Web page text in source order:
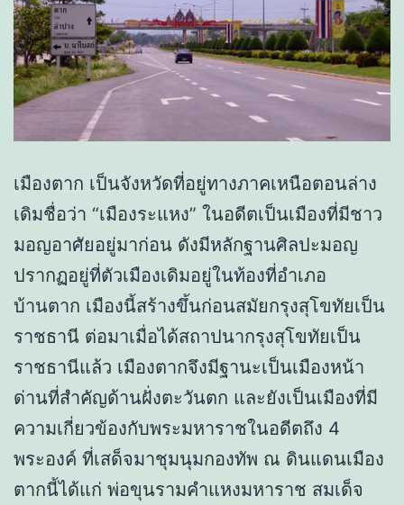
เมืองตาก เป็นจังหวัดที่อยู่ทางภาคเหนือตอนล่าง
เดิมชื่อว่า “เมืองระแหง” ในอดีตเป็นเมืองที่มีชาว
มอญอาศัยอยู่มาก่อน ดังมีหลักฐานศิลปะมอญ
ปรากฏอยู่ที่ตัวเมืองเดิมอยู่ในท้องที่อำเภอ
บ้านตาก เมืองนี้สร้างขึ้นก่อนสมัยกรุงสุโขทัยเป็น
ราชธานี ต่อมาเมื่อได้สถาปนากรุงสุโขทัยเป็น
ราชธานีแล้ว เมืองตากจึงมีฐานะเป็นเมืองหน้า
ด่านที่สำคัญด้านฝั่งตะวันตก และยังเป็นเมืองที่มี
ความเกี่ยวข้องกับพระมหาราชในอดีตถึง 4
พระองค์ ที่เสด็จมาชุมนุมกองทัพ ณ ดินแดนเมือง
ตากนี้ได้แก่ พ่อขุนรามคำแหงมหาราช สมเด็จ